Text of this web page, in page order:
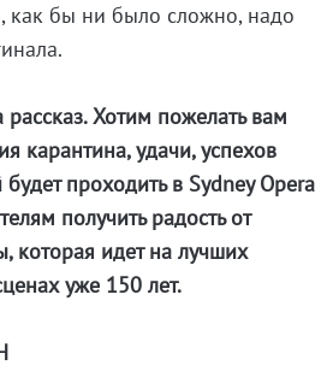
как бы ни было сложно, надо
Хотим пожелать вам
карантина, удачи, успехов
проходить в Sydney Opera
получить радость от
которая идет на лучших
уже 150 лет.